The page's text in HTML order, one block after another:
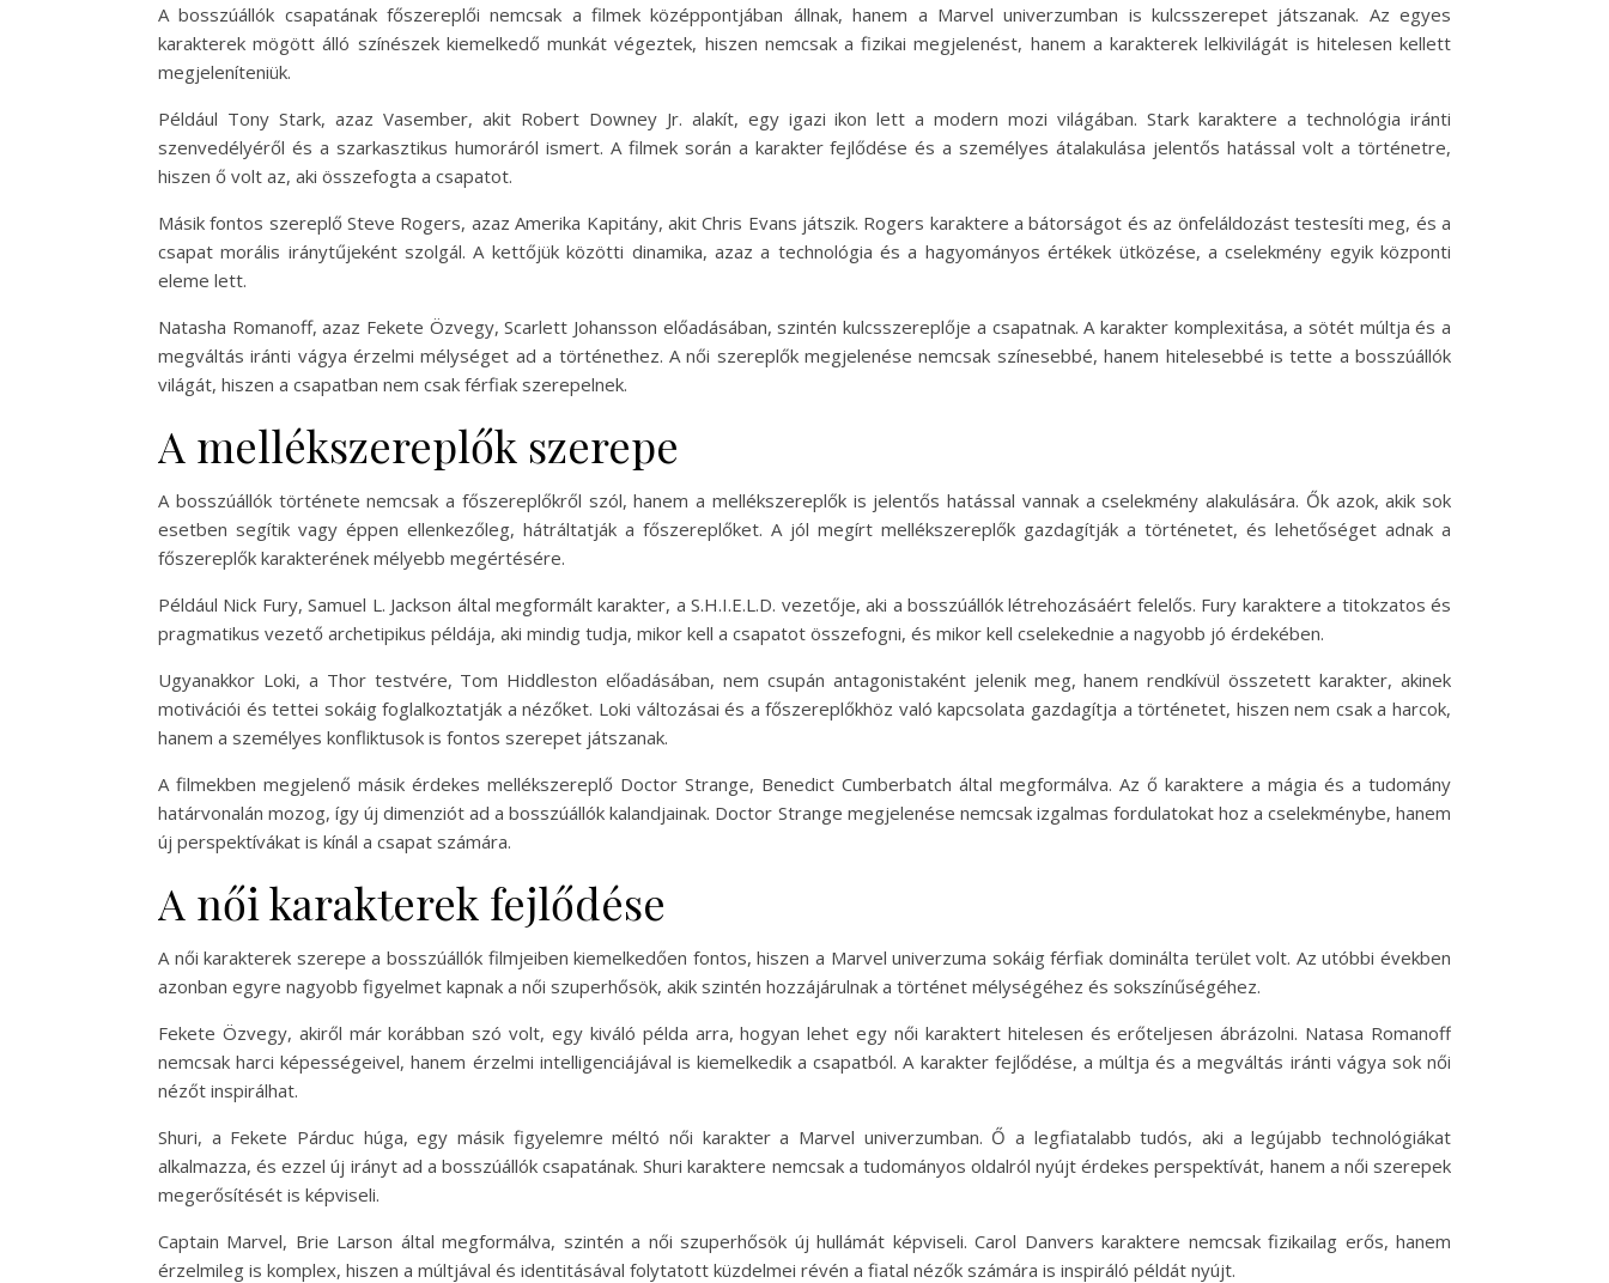
A bosszúállók csapatának főszereplői nemcsak a filmek középpontjában állnak, hanem a Marvel univerzumban is kulcsszerepet játszanak. Az egyes
karakterek mögött álló színészek kiemelkedő munkát végeztek, hiszen nemcsak a fizikai megjelenést, hanem a karakterek lelkivilágát is hitelesen kellett
megjeleníteniük.
Például Tony Stark, azaz Vasember, akit Robert Downey Jr. alakít, egy igazi ikon lett a modern mozi világában. Stark karaktere a technológia iránti
szenvedélyéről és a szarkasztikus humoráról ismert. A filmek során a karakter fejlődése és a személyes átalakulása jelentős hatással volt a történetre,
hiszen ő volt az, aki összefogta a csapatot.
Másik fontos szereplő Steve Rogers, azaz Amerika Kapitány, akit Chris Evans játszik. Rogers karaktere a bátorságot és az önfeláldozást testesíti meg, és a
csapat morális iránytűjeként szolgál. A kettőjük közötti dinamika, azaz a technológia és a hagyományos értékek ütközése, a cselekmény egyik központi
eleme lett.
Natasha Romanoff, azaz Fekete Özvegy, Scarlett Johansson előadásában, szintén kulcsszereplője a csapatnak. A karakter komplexitása, a sötét múltja és a
megváltás iránti vágya érzelmi mélységet ad a történethez. A női szereplők megjelenése nemcsak színesebbé, hanem hitelesebbé is tette a bosszúállók
világát, hiszen a csapatban nem csak férfiak szerepelnek.
A mellékszereplők szerepe
A bosszúállók története nemcsak a főszereplőkről szól, hanem a mellékszereplők is jelentős hatással vannak a cselekmény alakulására. Ők azok, akik sok
esetben segítik vagy éppen ellenkezőleg, hátráltatják a főszereplőket. A jól megírt mellékszereplők gazdagítják a történetet, és lehetőséget adnak a
főszereplők karakterének mélyebb megértésére.
Például Nick Fury, Samuel L. Jackson által megformált karakter, a S.H.I.E.L.D. vezetője, aki a bosszúállók létrehozásáért felelős. Fury karaktere a titokzatos és
pragmatikus vezető archetipikus példája, aki mindig tudja, mikor kell a csapatot összefogni, és mikor kell cselekednie a nagyobb jó érdekében.
Ugyanakkor Loki, a Thor testvére, Tom Hiddleston előadásában, nem csupán antagonistaként jelenik meg, hanem rendkívül összetett karakter, akinek
motivációi és tettei sokáig foglalkoztatják a nézőket. Loki változásai és a főszereplőkhöz való kapcsolata gazdagítja a történetet, hiszen nem csak a harcok,
hanem a személyes konfliktusok is fontos szerepet játszanak.
A filmekben megjelenő másik érdekes mellékszereplő Doctor Strange, Benedict Cumberbatch által megformálva. Az ő karaktere a mágia és a tudomány
határvonalán mozog, így új dimenziót ad a bosszúállók kalandjainak. Doctor Strange megjelenése nemcsak izgalmas fordulatokat hoz a cselekménybe, hanem
új perspektívákat is kínál a csapat számára.
A női karakterek fejlődése
A női karakterek szerepe a bosszúállók filmjeiben kiemelkedően fontos, hiszen a Marvel univerzuma sokáig férfiak dominálta terület volt. Az utóbbi években
azonban egyre nagyobb figyelmet kapnak a női szuperhősök, akik szintén hozzájárulnak a történet mélységéhez és sokszínűségéhez.
Fekete Özvegy, akiről már korábban szó volt, egy kiváló példa arra, hogyan lehet egy női karaktert hitelesen és erőteljesen ábrázolni. Natasa Romanoff
nemcsak harci képességeivel, hanem érzelmi intelligenciájával is kiemelkedik a csapatból. A karakter fejlődése, a múltja és a megváltás iránti vágya sok női
nézőt inspirálhat.
Shuri, a Fekete Párduc húga, egy másik figyelemre méltó női karakter a Marvel univerzumban. Ő a legfiatalabb tudós, aki a legújabb technológiákat
alkalmazza, és ezzel új irányt ad a bosszúállók csapatának. Shuri karaktere nemcsak a tudományos oldalról nyújt érdekes perspektívát, hanem a női szerepek
megerősítését is képviseli.
Captain Marvel, Brie Larson által megformálva, szintén a női szuperhősök új hullámát képviseli. Carol Danvers karaktere nemcsak fizikailag erős, hanem
érzelmileg is komplex, hiszen a múltjával és identitásával folytatott küzdelmei révén a fiatal nézők számára is inspiráló példát nyújt.